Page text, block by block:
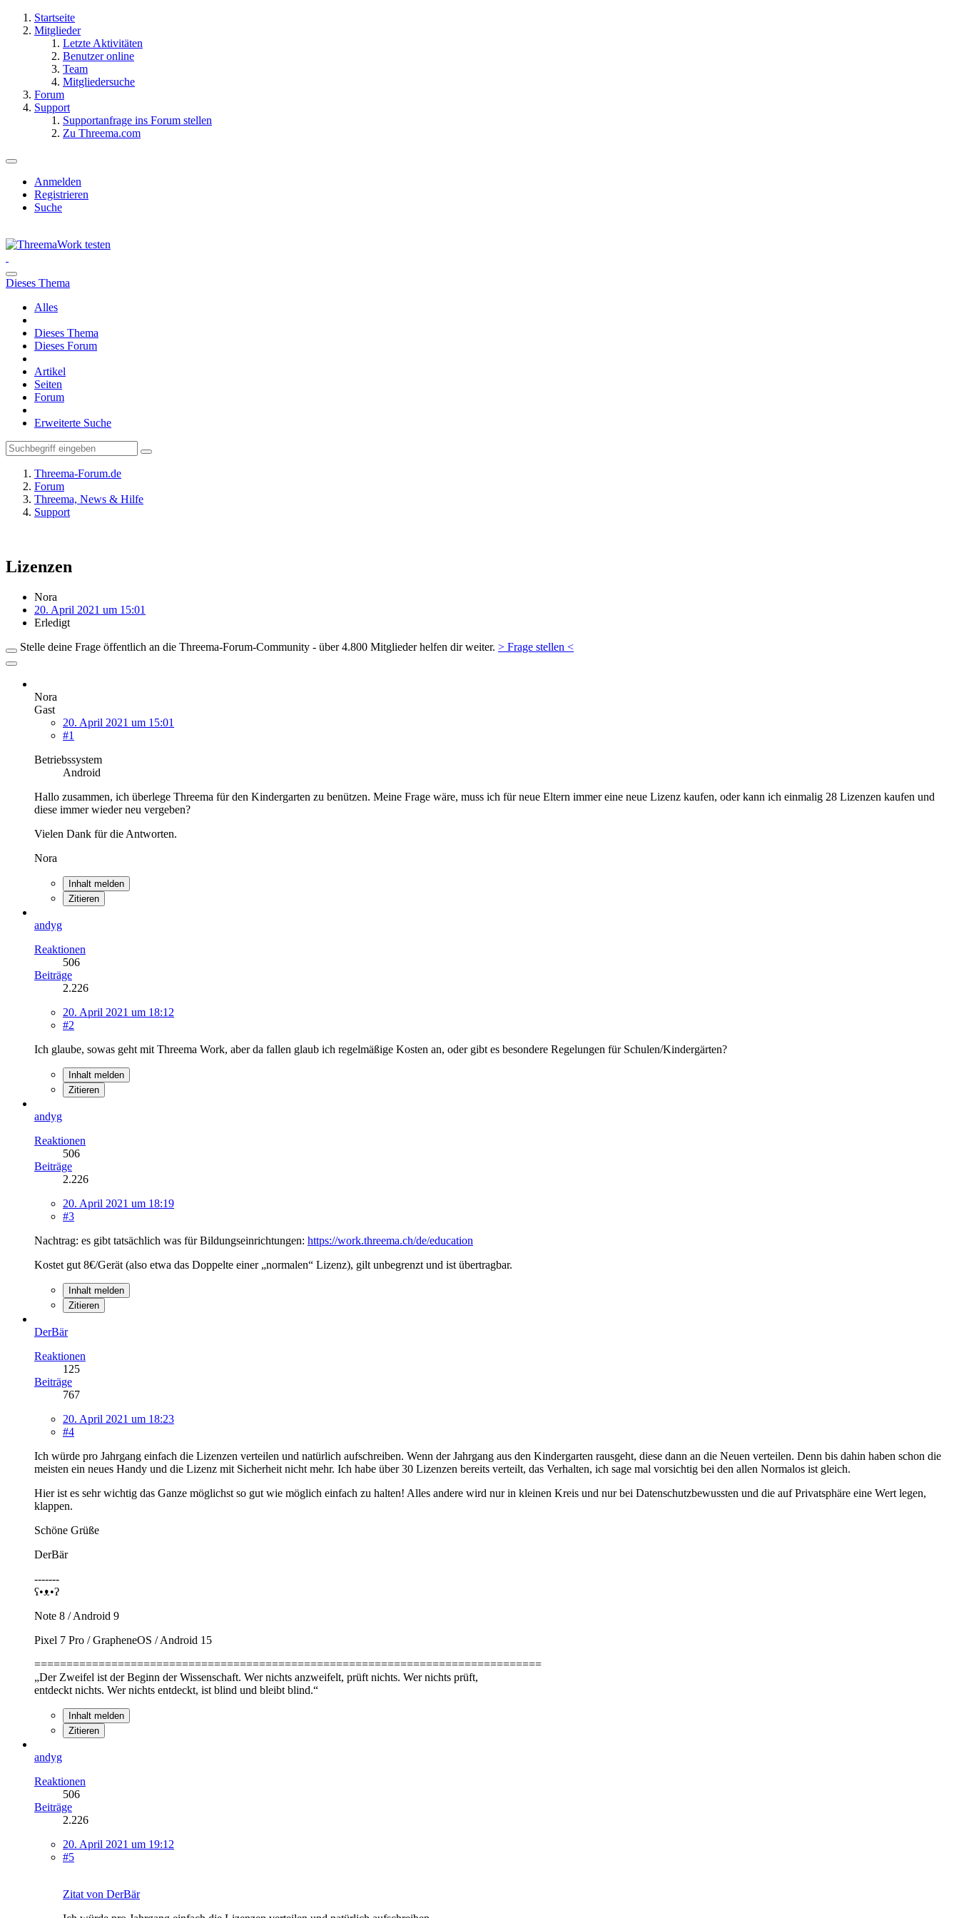
Startseite
Mitglieder
Letzte Aktivitäten
Benutzer online
Team
Mitgliedersuche
Forum
Support
Supportanfrage ins Forum stellen
Zu Threema.com
Anmelden
Registrieren
Suche
Dieses Thema
Alles
Dieses Thema
Dieses Forum
Artikel
Seiten
Forum
Erweiterte Suche
Threema-Forum.de
Forum
Threema, News & Hilfe
Support
Lizenzen
Nora
20. April 2021 um 15:01
Erledigt
Stelle deine Frage öffentlich an die Threema-Forum-Community - über 4.800 Mitglieder helfen dir weiter. > Frage stellen <
Nora
Gast
20. April 2021 um 15:01
#1
Betriebssystem
Android
Hallo zusammen, ich überlege Threema für den Kindergarten zu benützen. Meine Frage wäre, muss ich für neue Eltern immer eine neue Lizenz kaufen, oder kann ich einmalig 28 Lizenzen kaufen und
diese immer wieder neu vergeben?
Vielen Dank für die Antworten.
Nora
Inhalt melden
Zitieren
andyg
Reaktionen
506
Beiträge
2.226
20. April 2021 um 18:12
#2
Ich glaube, sowas geht mit Threema Work, aber da fallen glaub ich regelmäßige Kosten an, oder gibt es besondere Regelungen für Schulen/Kindergärten?
Inhalt melden
Zitieren
andyg
Reaktionen
506
Beiträge
2.226
20. April 2021 um 18:19
#3
Nachtrag: es gibt tatsächlich was für Bildungseinrichtungen: https://work.threema.ch/de/education
Kostet gut 8€/Gerät (also etwa das Doppelte einer „normalen“ Lizenz), gilt unbegrenzt und ist übertragbar.
Inhalt melden
Zitieren
DerBär
Reaktionen
125
Beiträge
767
20. April 2021 um 18:23
#4
Ich würde pro Jahrgang einfach die Lizenzen verteilen und natürlich aufschreiben. Wenn der Jahrgang aus den Kindergarten rausgeht, diese dann an die Neuen verteilen. Denn bis dahin haben schon die
meisten ein neues Handy und die Lizenz mit Sicherheit nicht mehr. Ich habe über 30 Lizenzen bereits verteilt, das Verhalten, ich sage mal vorsichtig bei den allen Normalos ist gleich.
Hier ist es sehr wichtig das Ganze möglichst so gut wie möglich einfach zu halten! Alles andere wird nur in kleinen Kreis und nur bei Datenschutzbewussten und die auf Privatsphäre eine Wert legen,
klappen.
Schöne Grüße
DerBär
-------
ʕ•ᴥ•ʔ
Note 8 / Android 9
Pixel 7 Pro / GrapheneOS / Android 15
===============================================================================
„Der Zweifel ist der Beginn der Wissenschaft. Wer nichts anzweifelt, prüft nichts. Wer nichts prüft,
entdeckt nichts. Wer nichts entdeckt, ist blind und bleibt blind.“
Inhalt melden
Zitieren
andyg
Reaktionen
506
Beiträge
2.226
20. April 2021 um 19:12
#5
Zitat von DerBär